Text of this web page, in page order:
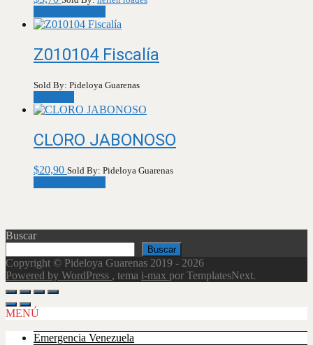
Z010104 Fiscalía
Sold By: Pideloya Guarenas
CLORO JABONOSO
$20,90 Sold By: Pideloya Guarenas
Buscar
Buscar
Copyright © Pideloya Guarenas 2019 - 2026
Powered by WordPress , tema i-max por TemplatesNext.
Scroll
Up
MENÚ
Emergencia Venezuela